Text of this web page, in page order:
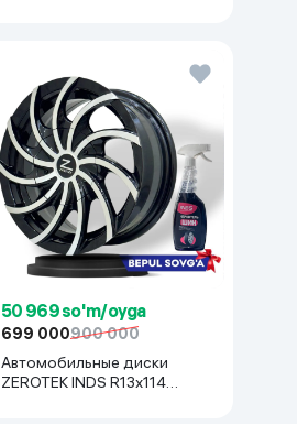
50 969 so'm/oyga
699 000900 000
Автомобильные диски
ZEROTEK INDS R13x114